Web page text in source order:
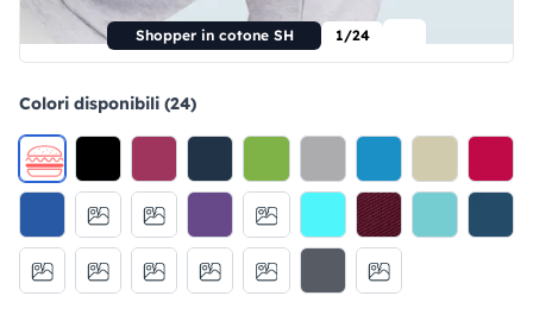
Shopper in cotone SH 1/24
Colori disponibili (24)